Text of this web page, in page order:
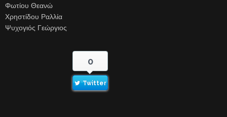
Φωτίου Θεανώ
Χρηστίδου Ραλλία
Ψυχογιός Γεώργιος
0
Twitter